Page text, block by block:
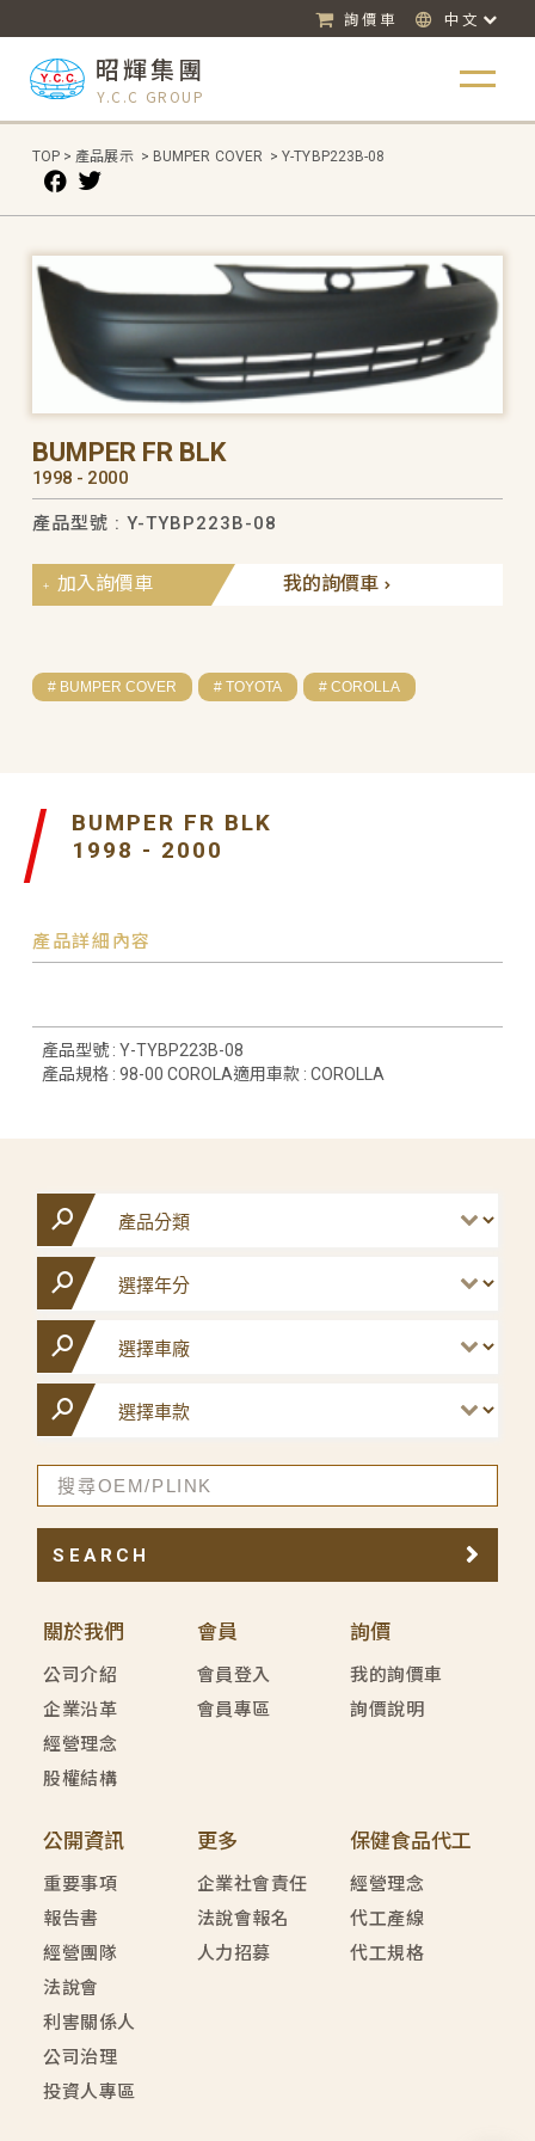
詢價車 中文
昭輝集團
Y.C.C GROUP
TOP > 產品展示 > BUMPER COVER > Y-TYBP223B-08
BUMPER FR BLK
1998 - 2000
產品型號 : Y-TYBP223B-08
我的詢價車
加入詢價車
# BUMPER COVER # TOYOTA # COROLLA
BUMPER FR BLK
1998 - 2000
產品詳細內容
產品型號 : Y-TYBP223B-08
產品規格 : 98-00 COROLA適用車款 : COROLLA
關於我們
公司介紹
企業沿革
經營理念
股權結構
會員
會員登入
會員專區
詢價
我的詢價車
詢價說明
公開資訊
重要事項
報告書
經營團隊
法說會
利害關係人
公司治理
投資人專區
更多
企業社會責任
法說會報名
人力招募
保健食品代工
經營理念
代工產線
代工規格
SEARCH